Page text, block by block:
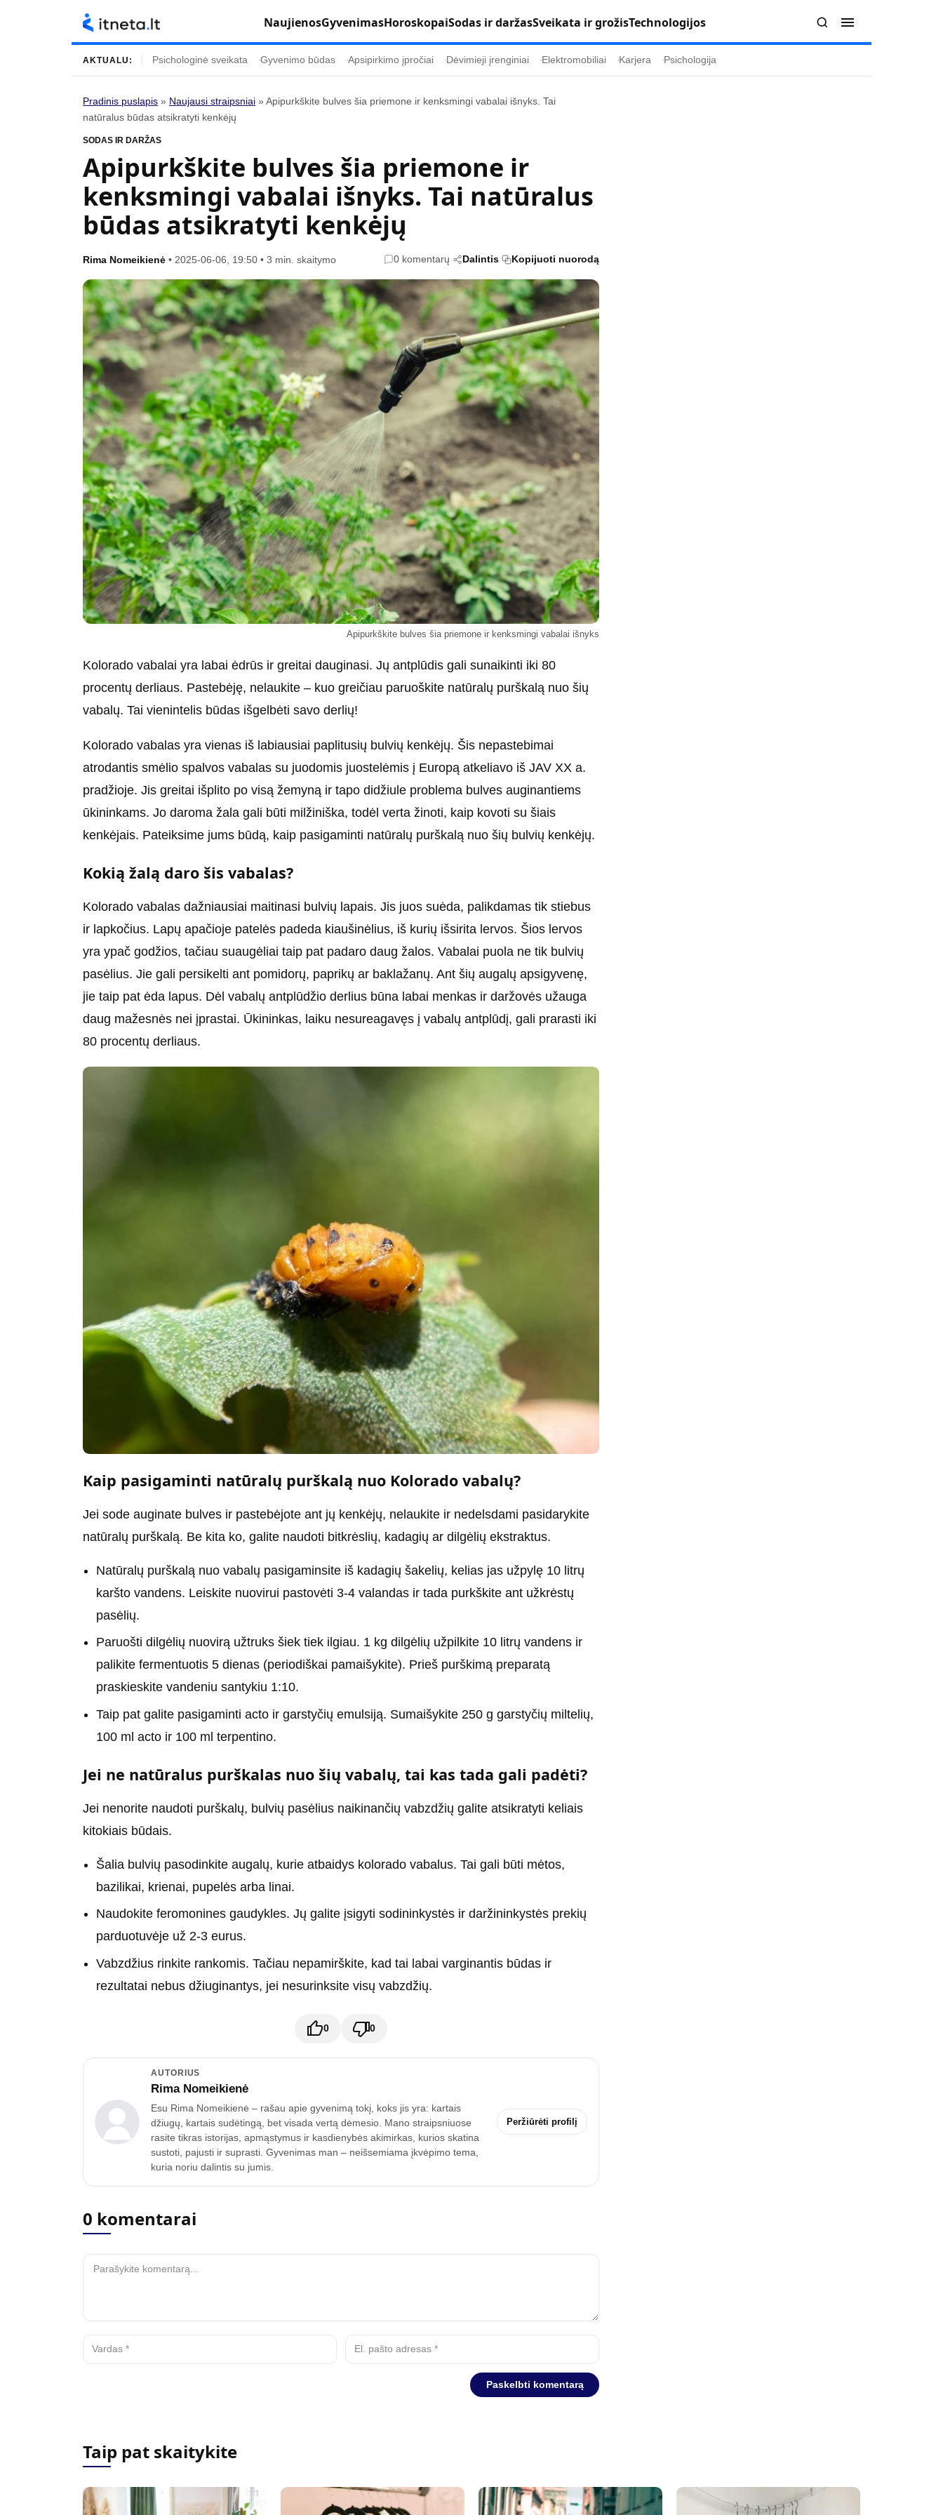
NaujienosGyvenimasHoroskopaiSodas ir daržasSveikata ir grožisTechnologijos
Turinys
Gyvenimas
Įdomybės
Mada
Namai ir interjeras
Kulinarija
Technologijos
Gyvenimo būdas
Vasaros mada
Tėvai ir vaikai
Sodas ir daržas
Sveikata ir grožis
Psichologinė sveikata
Tvari mada
Naudojimo sąlygos
Slapukų politika
AKTUALU: Psichologinė sveikata Gyvenimo būdas Apsipirkimo įpročiai Dėvimieji įrenginiai Elektromobiliai Karjera Psichologija
Pradinis puslapis » Naujausi straipsniai » Apipurkškite bulves šia priemone ir kenksmingi vabalai išnyks. Tai
natūralus būdas atsikratyti kenkėjų
SODAS IR DARŽAS
Apipurkškite bulves šia priemone ir
kenksmingi vabalai išnyks. Tai natūralus
būdas atsikratyti kenkėjų
Rima Nomeikienė • 2025-06-06, 19:50 • 3 min. skaitymo 0 komentarų Dalintis Kopijuoti nuorodą
Apipurkškite bulves šia priemone ir kenksmingi vabalai išnyks
Kolorado vabalai yra labai ėdrūs ir greitai dauginasi. Jų antplūdis gali sunaikinti iki 80
procentų derliaus. Pastebėję, nelaukite – kuo greičiau paruoškite natūralų purškalą nuo šių
vabalų. Tai vienintelis būdas išgelbėti savo derlių!
Kolorado vabalas yra vienas iš labiausiai paplitusių bulvių kenkėjų. Šis nepastebimai
atrodantis smėlio spalvos vabalas su juodomis juostelėmis į Europą atkeliavo iš JAV XX a.
pradžioje. Jis greitai išplito po visą žemyną ir tapo didžiule problema bulves auginantiems
ūkininkams. Jo daroma žala gali būti milžiniška, todėl verta žinoti, kaip kovoti su šiais
kenkėjais. Pateiksime jums būdą, kaip pasigaminti natūralų purškalą nuo šių bulvių kenkėjų.
Kokią žalą daro šis vabalas?
Kolorado vabalas dažniausiai maitinasi bulvių lapais. Jis juos suėda, palikdamas tik stiebus
ir lapkočius. Lapų apačioje patelės padeda kiaušinėlius, iš kurių išsirita lervos. Šios lervos
yra ypač godžios, tačiau suaugėliai taip pat padaro daug žalos. Vabalai puola ne tik bulvių
pasėlius. Jie gali persikelti ant pomidorų, paprikų ar baklažanų. Ant šių augalų apsigyvenę,
jie taip pat ėda lapus. Dėl vabalų antplūdžio derlius būna labai menkas ir daržovės užauga
daug mažesnės nei įprastai. Ūkininkas, laiku nesureagavęs į vabalų antplūdį, gali prarasti iki
80 procentų derliaus.
Kaip pasigaminti natūralų purškalą nuo Kolorado vabalų?
Jei sode auginate bulves ir pastebėjote ant jų kenkėjų, nelaukite ir nedelsdami pasidarykite
natūralų purškalą. Be kita ko, galite naudoti bitkrėslių, kadagių ar dilgėlių ekstraktus.
Natūralų purškalą nuo vabalų pasigaminsite iš kadagių šakelių, kelias jas užpylę 10 litrų
karšto vandens. Leiskite nuovirui pastovėti 3-4 valandas ir tada purkškite ant užkrėstų
pasėlių.
Paruošti dilgėlių nuovirą užtruks šiek tiek ilgiau. 1 kg dilgėlių užpilkite 10 litrų vandens ir
palikite fermentuotis 5 dienas (periodiškai pamaišykite). Prieš purškimą preparatą
praskieskite vandeniu santykiu 1:10.
Taip pat galite pasigaminti acto ir garstyčių emulsiją. Sumaišykite 250 g garstyčių miltelių,
100 ml acto ir 100 ml terpentino.
Jei ne natūralus purškalas nuo šių vabalų, tai kas tada gali padėti?
Jei nenorite naudoti purškalų, bulvių pasėlius naikinančių vabzdžių galite atsikratyti keliais
kitokiais būdais.
Šalia bulvių pasodinkite augalų, kurie atbaidys kolorado vabalus. Tai gali būti mėtos,
bazilikai, krienai, pupelės arba linai.
Naudokite feromonines gaudykles. Jų galite įsigyti sodininkystės ir daržininkystės prekių
parduotuvėje už 2-3 eurus.
Vabzdžius rinkite rankomis. Tačiau nepamirškite, kad tai labai varginantis būdas ir
rezultatai nebus džiuginantys, jei nesurinksite visų vabzdžių.
0 0
AUTORIUS
Rima Nomeikienė
Esu Rima Nomeikienė – rašau apie gyvenimą tokį, koks jis yra: kartais
džiugų, kartais sudėtingą, bet visada vertą dėmesio. Mano straipsniuose
rasite tikras istorijas, apmąstymus ir kasdienybės akimirkas, kurios skatina
sustoti, pajusti ir suprasti. Gyvenimas man – neišsemiama įkvėpimo tema,
kuria noriu dalintis su jumis.
Peržiūrėti profilį
0 komentarai
Taip pat skaitykite